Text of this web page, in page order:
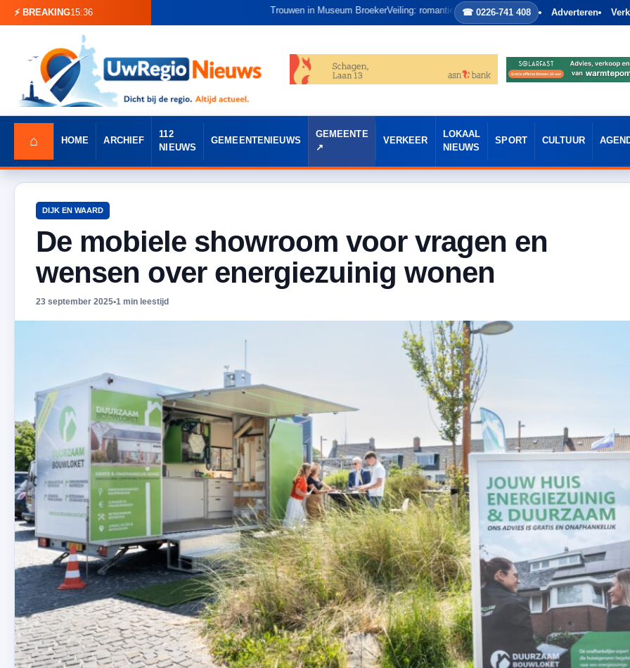
⚡ BREAKING15:36 Trouwen in Museum BroekerVeiling: romantiek, historie en letterlijk het huwelijksbootje in
☎ 0226-741 408 Adverteren
⌂ HOME ARCHIEF
112
NIEUWS
GEMEENTENIEUWS
GEMEENTE
VERKEER
LOKAAL
NIEUWS
SPORT CULTUUR
DIJK EN WAARD
De mobiele showroom voor vragen en
wensen over energiezuinig wonen
23 september 2025•1 min leestijd